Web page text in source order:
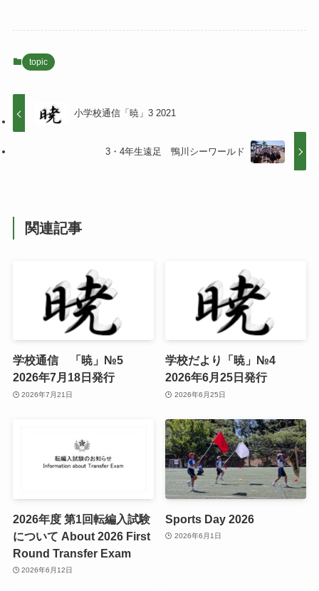
topic
小学校通信「暁」3 2021
3・4年生遠足 鴨川シーワールド
関連記事
学校通信 「暁」№5
2026年7月18日発行
2026年7月21日
学校だより「暁」№4
2026年6月25日発行
2026年6月25日
2026年度 第1回転編入試験
について About 2026 First
Round Transfer Exam
2026年6月12日
Sports Day 2026
2026年6月1日